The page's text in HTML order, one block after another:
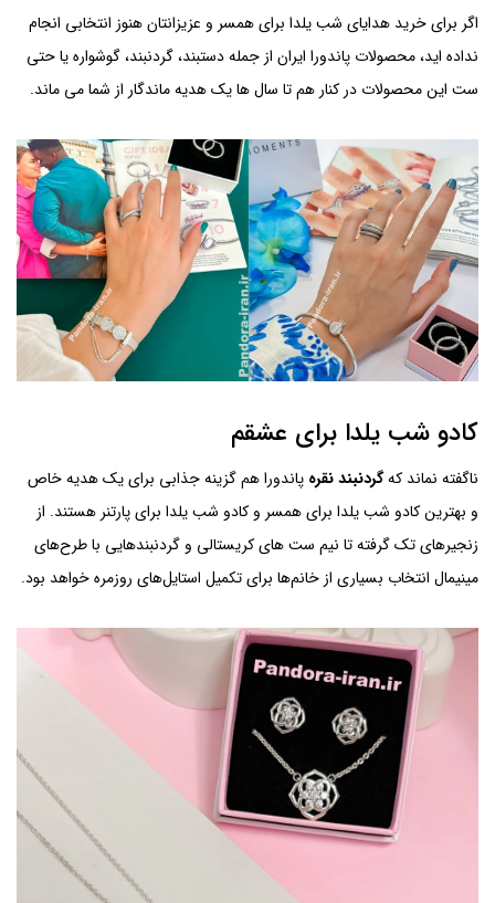
اگر برای خرید هدایای شب یلدا برای همسر و عزیزانتان هنوز انتخابی انجام
نداده اید، محصولات پاندورا ایران از جمله دستبند، گردنبند، گوشواره یا حتی
ست این محصولات در کنار هم تا سال ها یک هدیه ماندگار از شما می ماند.
کادو شب یلدا برای عشقم
ناگفته نماند کهگردنبند نقره پاندورا هم گزینه جذابی برای یک هدیه خاص
و بهترین کادو شب یلدا برای همسر و کادو شب یلدا برای پارتنر هستند. از
زنجیرهای تک گرفته تا نیم ست های کریستالی و گردنبندهایی با طرح‌های
مینیمال انتخاب بسیاری از خانم‌ها برای تکمیل استایل‌های روزمره خواهد بود.